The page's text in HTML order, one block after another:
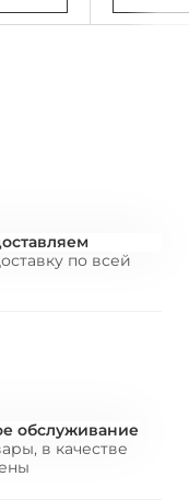
по всей
обслуживание
в качестве